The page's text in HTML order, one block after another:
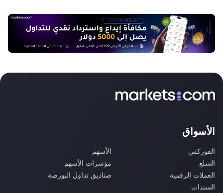
الأسواق
الفوركس
الأسهم
السلع
مؤشرات الأسهم
العملات الرقمية
صناديق تداول البورصة
السندات